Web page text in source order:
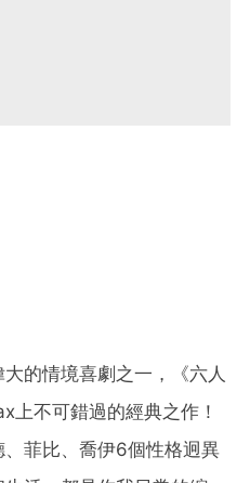
的情境喜劇之一，《六人
上不可錯過的經典之作！
菲比、喬伊6個性格迥異